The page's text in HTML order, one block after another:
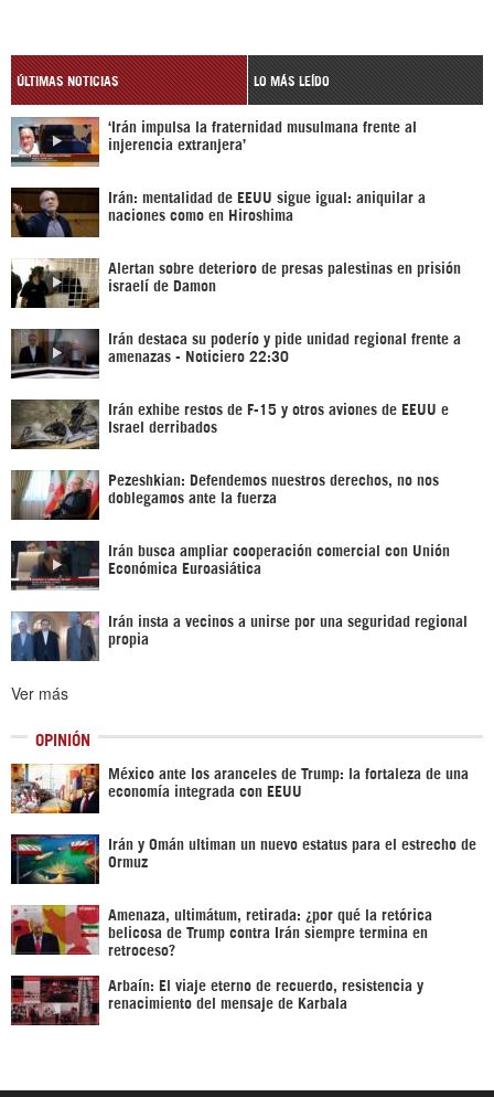
ÚLTIMAS NOTICIAS LO MÁS LEÍDO
‘Irán impulsa la fraternidad musulmana frente al
injerencia extranjera’
Irán: mentalidad de EEUU sigue igual: aniquilar a
naciones como en Hiroshima
Alertan sobre deterioro de presas palestinas en prisión
israelí de Damon
Irán destaca su poderío y pide unidad regional frente a
amenazas - Noticiero 22:30
Irán exhibe restos de F-15 y otros aviones de EEUU e
Israel derribados
Pezeshkian: Defendemos nuestros derechos, no nos
doblegamos ante la fuerza
Irán busca ampliar cooperación comercial con Unión
Económica Euroasiática
Irán insta a vecinos a unirse por una seguridad regional
propia
Ver más
OPINIÓN
México ante los aranceles de Trump: la fortaleza de una
economía integrada con EEUU
Irán y Omán ultiman un nuevo estatus para el estrecho de
Ormuz
Amenaza, ultimátum, retirada: ¿por qué la retórica
belicosa de Trump contra Irán siempre termina en
retroceso?
Arbaín: El viaje eterno de recuerdo, resistencia y
renacimiento del mensaje de Karbala